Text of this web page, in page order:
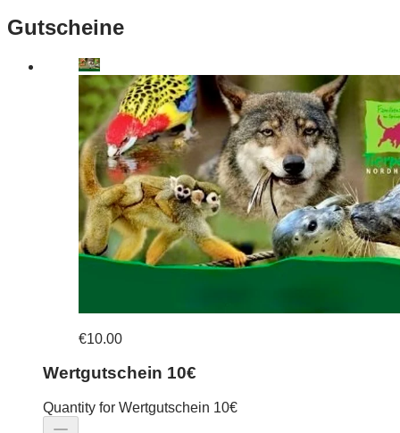
Gutscheine
€10.00
Wertgutschein 10€
Quantity for Wertgutschein 10€